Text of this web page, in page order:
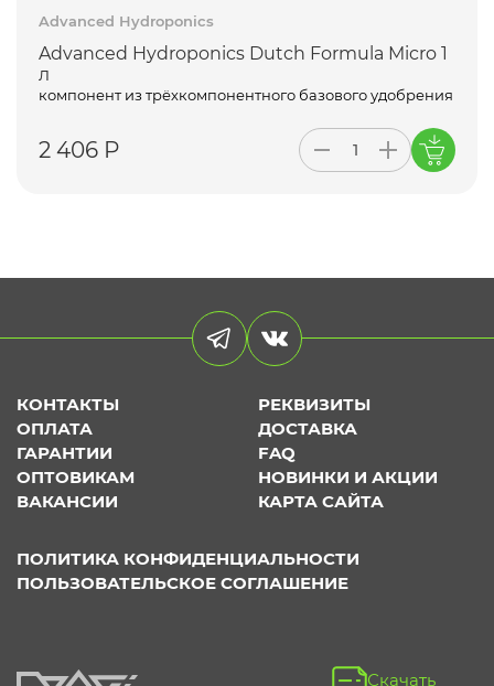
Advanced Hydroponics
Advanced Hydroponics Dutch Formula Micro 1
л
компонент из трёхкомпонентного базового удобрения
2 406 Р
КОНТАКТЫ
РЕКВИЗИТЫ
ОПЛАТА
ДОСТАВКА
ГАРАНТИИ
FAQ
ОПТОВИКАМ
НОВИНКИ И АКЦИИ
ВАКАНСИИ
КАРТА САЙТА
ПОЛИТИКА КОНФИДЕНЦИАЛЬНОСТИ
ПОЛЬЗОВАТЕЛЬСКОЕ СОГЛАШЕНИЕ
Скачать